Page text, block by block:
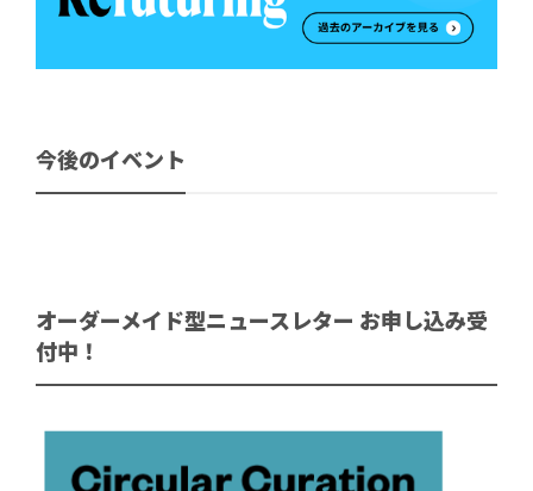
今後のイベント
オーダーメイド型ニュースレター お申し込み受
付中！